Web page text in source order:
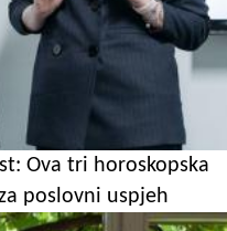
Ova tri horoskopska
poslovni uspjeh